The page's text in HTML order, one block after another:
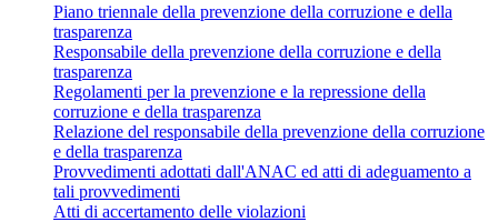
Piano triennale della prevenzione della corruzione e della
trasparenza
Responsabile della prevenzione della corruzione e della
trasparenza
Regolamenti per la prevenzione e la repressione della
corruzione e della trasparenza
Relazione del responsabile della prevenzione della corruzione
e della trasparenza
Provvedimenti adottati dall'ANAC ed atti di adeguamento a
tali provvedimenti
Atti di accertamento delle violazioni